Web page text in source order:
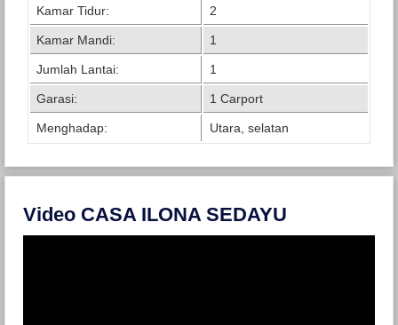
Kamar Tidur: 2
Kamar Mandi: 1
Jumlah Lantai: 1
Garasi: 1 Carport
Menghadap: Utara, selatan
Video CASA ILONA SEDAYU